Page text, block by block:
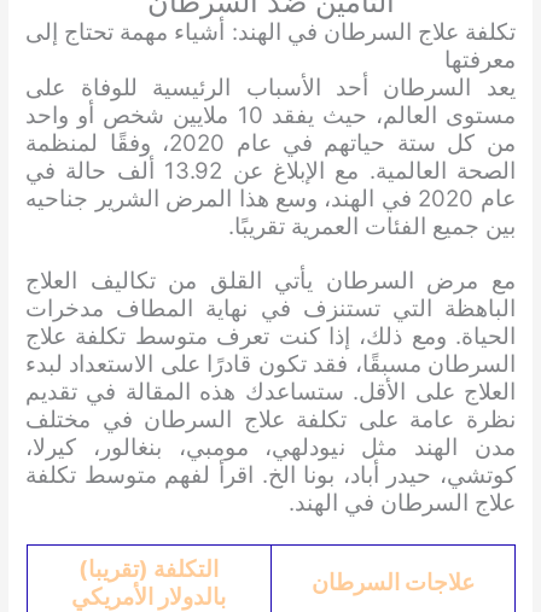
تكلفة علاج السرطان في الهند: أشياء مهمة تحتاج إلى
معرفتها
يعد السرطان أحد الأسباب الرئيسية للوفاة على
مستوى العالم، حيث يفقد 10 ملايين شخص أو واحد
من كل ستة حياتهم في عام 2020، وفقًا لمنظمة
الصحة العالمية. مع الإبلاغ عن 13.92 ألف حالة في
عام 2020 في الهند، وسع هذا المرض الشرير جناحيه
بين جميع الفئات العمرية تقريبًا.
مع مرض السرطان يأتي القلق من تكاليف العلاج
الباهظة التي تستنزف في نهاية المطاف مدخرات
الحياة. ومع ذلك، إذا كنت تعرف متوسط تكلفة علاج
السرطان مسبقًا، فقد تكون قادرًا على الاستعداد لبدء
العلاج على الأقل. ستساعدك هذه المقالة في تقديم
نظرة عامة على تكلفة علاج السرطان في مختلف
مدن الهند مثل نيودلهي، مومبي، بنغالور، كيرلا،
كوتشي، حيدر أباد، بونا الخ. اقرأ لفهم متوسط تكلفة
علاج السرطان في الهند.
علاجات السرطان
التكلفة (تقريبا)
بالدولار الأمريكي